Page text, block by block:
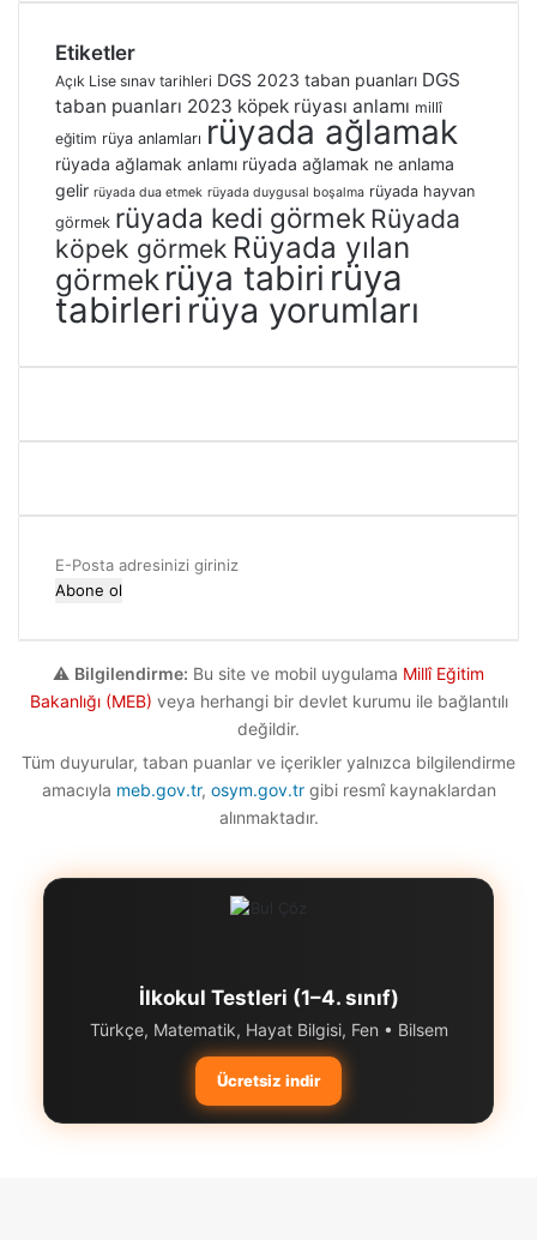
Etiketler
Açık Lise sınav tarihleri DGS 2023 taban puanları DGS
taban puanları 2023 köpek rüyası anlamı millî
eğitim rüya anlamları rüyada ağlamak
rüyada ağlamak anlamı rüyada ağlamak ne anlama
gelir rüyada dua etmek rüyada duygusal boşalma rüyada hayvan
görmek rüyada kedi görmek Rüyada
köpek görmek Rüyada yılan
görmek rüya tabiri rüya
tabirleri rüya yorumları
E-
Posta
giriniz
⚠️ Bilgilendirme: Bu site ve mobil uygulama Millî Eğitim
Bakanlığı (MEB) veya herhangi bir devlet kurumu ile bağlantılı
değildir.
Tüm duyurular, taban puanlar ve içerikler yalnızca bilgilendirme
amacıyla meb.gov.tr, osym.gov.trgibi resmî kaynaklardan
alınmaktadır.
İlkokul Testleri (1–4. sınıf)
Türkçe, Matematik, Hayat Bilgisi, Fen • Bilsem
Ücretsiz indir